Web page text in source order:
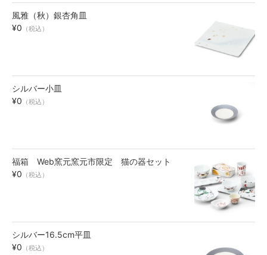
風雅（秋）銀杏角皿
¥0 （税込）
シルバー小皿
¥0 （税込）
福箱 Web窯元窯元市限定 猫の器セット
¥0 （税込）
シルバー16.5cm平皿
¥0 （税込）